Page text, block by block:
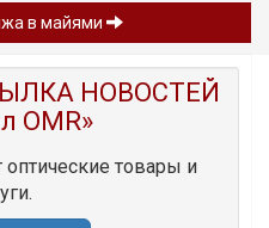
в майями
НОВОСТЕЙ
OMR»
оптические товары и